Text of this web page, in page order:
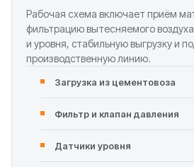
Рабочая схема включает приём
фильтрацию вытесняемого
и уровня, стабильную выгрузку и
производственную линию.
Загрузка из цементовоза
Фильтр и клапан давления
Датчики уровня